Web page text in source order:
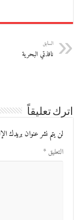
السابق
نافذتي البحرية
اترك تعليقاً
لن يتم نشر عنوان بريدك
التعليق*